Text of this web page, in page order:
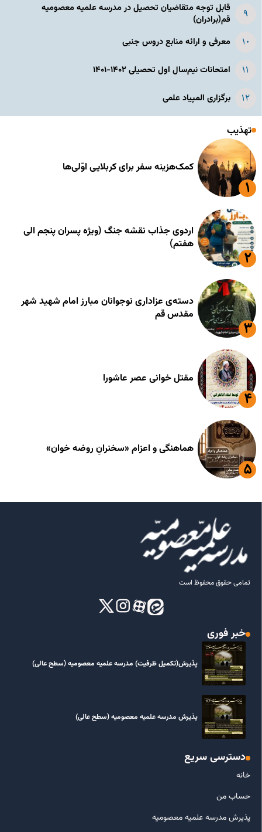
قابل توجه متقاضیان تحصیل در مدرسه علمیه معصومیه
قم(برادران)
معرفی و ارائه منابع دروس جنبی
امتحانات نیم‌سال اول تحصیلی ۱۴۰۲-۱۴۰۱
برگزاری المپیاد علمی
تهذیب
کمک‌هزینه سفر برای کربلایی اوّلی‌ها
اردوی جذاب نقشه جنگ (ویژه پسران پنجم الی
هفتم)
دسته‌ی عزاداری نوجوانان مبارز امام شهید شهر
مقدس قم
مقتل خوانی عصر عاشورا
هماهنگی و اعزام «سخنرانِ روضه خوان»
تمامی حقوق محفوظ است
خبر فوری
پذیرش(تکمیل ظرفیت) مدرسه علمیه معصومیه‌ (سطح عالی)
پذیرش مدرسه علمیه معصومیه‌ (سطح عالی)
دسترسی سریع
خانه
حساب من
پذیرش مدرسه علمیه معصومیه